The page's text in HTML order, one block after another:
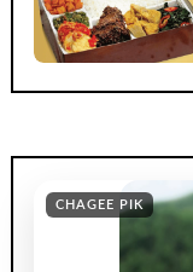
CHAGEE PIK